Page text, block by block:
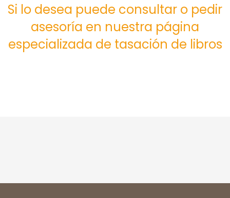
Si lo desea puede consultar o pedir
asesoría en nuestra página
especializada de tasación de libros